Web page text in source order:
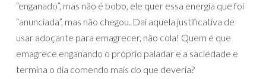
“enganado”, mas não é bobo, ele quer essa energia que foi
“anunciada”, mas não chegou. Daí aquela justificativa de
usar adoçante para emagrecer, não cola! Quem é que
emagrece enganando o próprio paladar e a saciedade e
termina o dia comendo mais do que deveria?